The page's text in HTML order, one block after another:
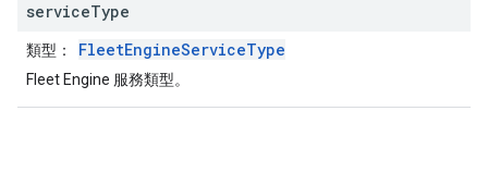
serviceType
類型： FleetEngineServiceType
Fleet Engine 服務類型。